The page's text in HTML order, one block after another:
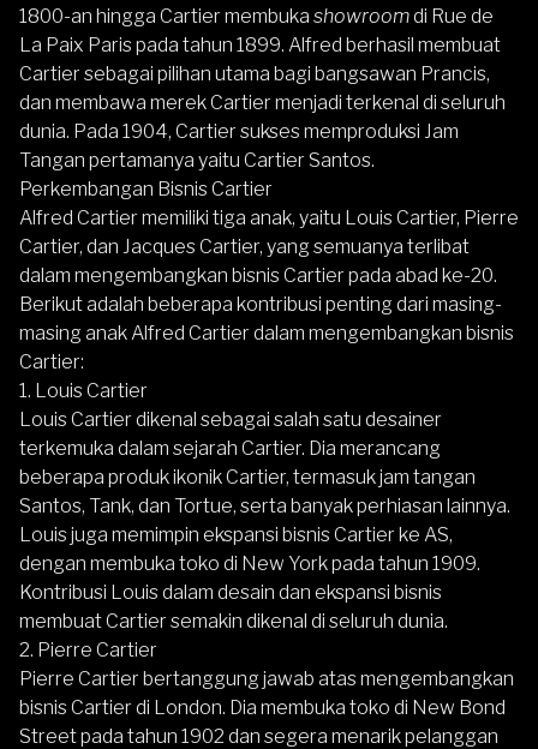
1800-an hingga Cartier membuka showroomdi Rue de
La Paix Paris pada tahun 1899. Alfred berhasil membuat
Cartier sebagai pilihan utama bagi bangsawan Prancis,
dan membawa merek Cartier menjadi terkenal di seluruh
dunia. Pada 1904, Cartier sukses memproduksi Jam
Tangan pertamanya yaitu Cartier Santos.
Perkembangan Bisnis Cartier
Alfred Cartier memiliki tiga anak, yaitu Louis Cartier, Pierre
Cartier, dan Jacques Cartier, yang semuanya terlibat
dalam mengembangkan bisnis Cartier pada abad ke-20.
Berikut adalah beberapa kontribusi penting dari masing-
masing anak Alfred Cartier dalam mengembangkan bisnis
Cartier:
1. Louis Cartier
Louis Cartier dikenal sebagai salah satu desainer
terkemuka dalam sejarah Cartier. Dia merancang
beberapa produk ikonik Cartier, termasuk jam tangan
Santos, Tank, dan Tortue, serta banyak perhiasan lainnya.
Louis juga memimpin ekspansi bisnis Cartier ke AS,
dengan membuka toko di New York pada tahun 1909.
Kontribusi Louis dalam desain dan ekspansi bisnis
membuat Cartier semakin dikenal di seluruh dunia.
2. Pierre Cartier
Pierre Cartier bertanggung jawab atas mengembangkan
bisnis Cartier di London. Dia membuka toko di New Bond
Street pada tahun 1902 dan segera menarik pelanggan